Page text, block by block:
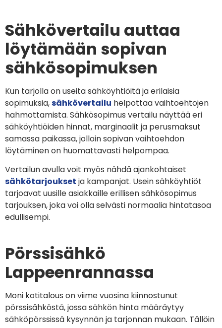
Sähkövertailu auttaa
löytämään sopivan
sähkösopimuksen
Kun tarjolla on useita sähköyhtiöitä ja erilaisia
sopimuksia,sähkövertailu helpottaa vaihtoehtojen
hahmottamista. Sähkösopimus vertailu näyttää eri
sähköyhtiöiden hinnat, marginaalit ja perusmaksut
samassa paikassa, jolloin sopivan vaihtoehdon
löytäminen on huomattavasti helpompaa.
Vertailun avulla voit myös nähdä ajankohtaiset
sähkötarjoukset ja kampanjat. Usein sähköyhtiöt
tarjoavat uusille asiakkaille erillisen sähkösopimus
tarjouksen, joka voi olla selvästi normaalia hintatasoa
edullisempi.
Pörssisähkö
Lappeenrannassa
Moni kotitalous on viime vuosina kiinnostunut
pörssisähköstä, jossa sähkön hinta määräytyy
sähköpörssissä kysynnän ja tarjonnan mukaan. Tällöin